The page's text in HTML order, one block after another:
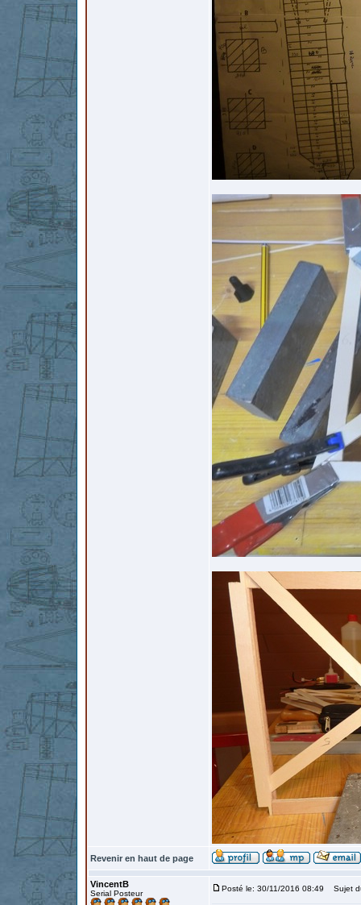
Revenir en haut de page
VincentB
Serial Posteur
Posté le: 30/11/2016 08:49 Sujet